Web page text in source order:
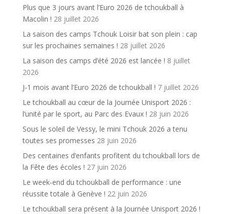
Plus que 3 jours avant l’Euro 2026 de tchoukball à
Macolin ! 28 juillet 2026
La saison des camps Tchouk Loisir bat son plein : cap
sur les prochaines semaines ! 28 juillet 2026
La saison des camps d’été 2026 est lancée ! 8 juillet
2026
J-1 mois avant l’Euro 2026 de tchoukball ! 7 juillet 2026
Le tchoukball au cœur de la Journée Unisport 2026 :
l’unité par le sport, au Parc des Evaux ! 28 juin 2026
Sous le soleil de Vessy, le mini Tchouk 2026 a tenu
toutes ses promesses 28 juin 2026
Des centaines d’enfants profitent du tchoukball lors de
la Fête des écoles ! 27 juin 2026
Le week-end du tchoukball de performance : une
réussite totale à Genève ! 22 juin 2026
Le tchoukball sera présent à la Journée Unisport 2026 !